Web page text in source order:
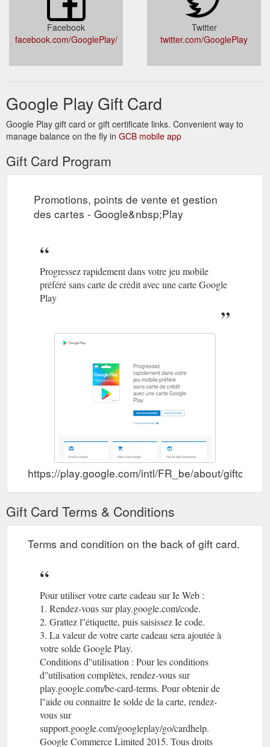
Facebook
facebook.com/GooglePlay/
Twitter
twitter.com/GooglePlay
Google Play Gift Card
Google Play gift card or gift certificate links. Convenient way to
manage balance on the fly in GCB mobile app
Gift Card Program
Promotions, points de vente et gestion
des cartes - Google&nbsp;Play
Progressez rapidement dans votre jeu mobile
préféré sans carte de crédit avec une carte Google
Play
https://play.google.com/intl/FR_be/about/giftcards/
Gift Card Terms & Conditions
Terms and condition on the back of gift card.
Pour utiliser votre carte cadeau sur Ie Web :
1. Rendez-vous sur play.google.com/code.
2. Grattez l''étiquette, puis saisissez Ie code.
3. La valeur de votre carte cadeau sera ajoutée à
votre solde Google Play.
Conditions d''utilisation : Pour les conditions
d''utilisation complètes, rendez-vous sur
play.google.com/be-card-terms. Pour obtenir de
l''aide ou connaitre Ie solde de la carte, rendez-
vous sur
support.google.com/googleplay/go/cardhelp.
Google Commerce Limited 2015. Tous droits